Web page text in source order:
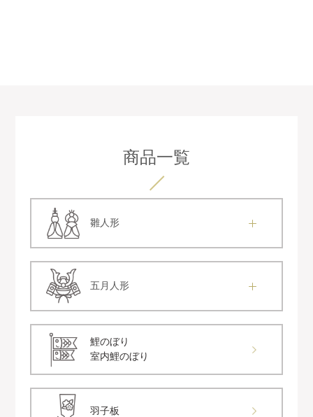
商品一覧
雛人形
五月人形
鯉のぼり
室内鯉のぼり
羽子板